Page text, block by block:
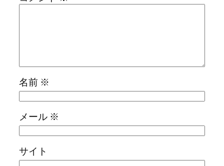
名前 ※
メール ※
サイト